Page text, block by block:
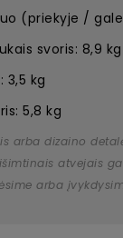
(priekyje /
svoris: 8,9 kg
3,5 kg
5,8 kg
arba dizaino
atvejais
arba